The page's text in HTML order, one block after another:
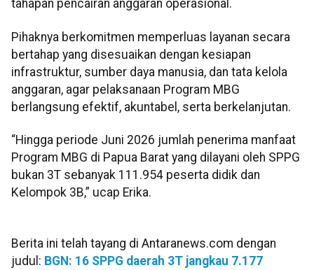
tahapan pencairan anggaran operasional.
Pihaknya berkomitmen memperluas layanan secara
bertahap yang disesuaikan dengan kesiapan
infrastruktur, sumber daya manusia, dan tata kelola
anggaran, agar pelaksanaan Program MBG
berlangsung efektif, akuntabel, serta berkelanjutan.
“Hingga periode Juni 2026 jumlah penerima manfaat
Program MBG di Papua Barat yang dilayani oleh SPPG
bukan 3T sebanyak 111.954 peserta didik dan
Kelompok 3B,” ucap Erika.
Berita ini telah tayang di Antaranews.com dengan
judul: BGN: 16 SPPG daerah 3T jangkau 7.177